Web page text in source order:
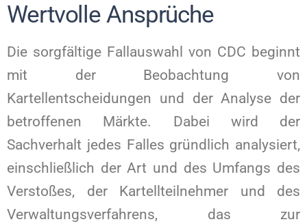
Wertvolle Ansprüche
Die sorgfältige Fallauswahl von CDC beginnt
mit der Beobachtung von
Kartellentscheidungen und der Analyse der
betroffenen Märkte. Dabei wird der
Sachverhalt jedes Falles gründlich analysiert,
einschließlich der Art und des Umfangs des
Verstoßes, der Kartellteilnehmer und des
Verwaltungsverfahrens, das zur